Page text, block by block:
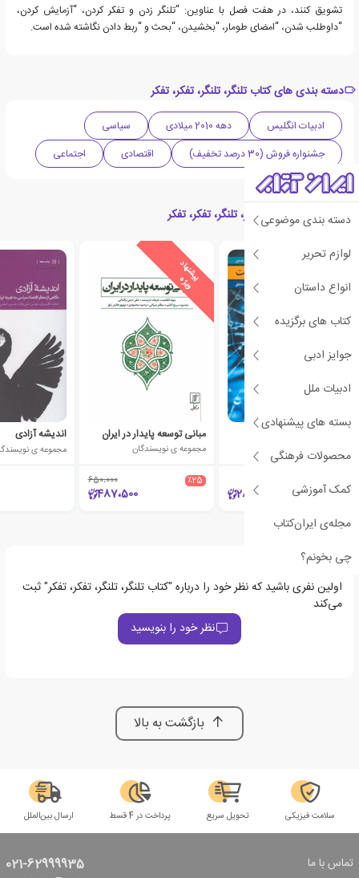
دسته بندی موضوعی
لوازم تحریر
انواع داستان
کتاب های برگزیده
جوایز ادبی
ادبیات ملل
بسته های پیشنهادی
محصولات فرهنگی
کمک آموزشی
مجله‌ی ایران‌کتاب
چی بخونم؟
تشویق کنند، در هفت فصل با عناوین: “تلنگر زدن و تفکر کردن، “آزمایش کردن،
“داوطلب شدن، “امضای طومار، “بخشیدن، “بحث و “ربط دادن نگاشته شده است.
دسته بندی های کتاب تلنگر، تلنگر، تفکر، تفکر
ادبیات انگلیس دهه 2010 میلادی
سیاسی
جشنواره فروش (30 درصد تخفیف)
اقتصادی اجتماعی
کتاب های مرتبط با تلنگر، تلنگر، تفکر، تفکر
فهم نادرست اینترنت
مجموعه ی نویسندگان
28،000
پ
ی
ش
ن
ه
ا
د
و
ی
ژ
ه
مبانی توسعه پایدار در ایران
مجموعه ی نویسندگان
٪25 650،000
487،500
اندیشه آزادی
مجموعه ی
اولین نفری باشید که نظر خود را درباره "کتاب تلنگر، تلنگر، تفکر، تفکر" ثبت
می‌کند
نظر خود را بنویسید
بازگشت به بالا
سلامت فیزیکی تحویل سریع پرداخت در 4 قسط ارسال بین‌الملل
تماس با ما 021-62999935